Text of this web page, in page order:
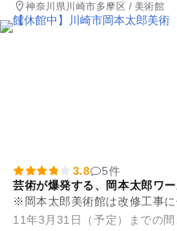
神奈川県川崎市多摩区 / 美術館
3.8
5件
芸術が爆発する、岡本太郎ワ
※岡本太郎美術館は改修工事
11年3月31日（予定）までの